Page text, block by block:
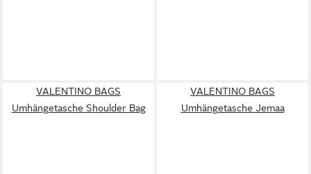
VALENTINO BAGS
Umhängetasche Shoulder Bag
VALENTINO BAGS
Umhängetasche Jemaa